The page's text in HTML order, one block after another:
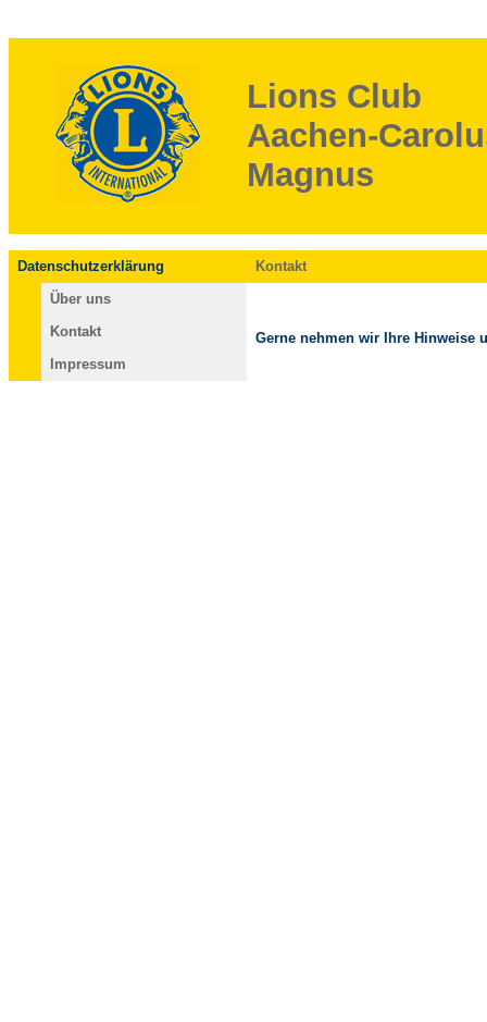
Lions Club
Aachen-
Magnus
Datenschutzerklärung
Über uns
Kontakt
Impressum
Kontakt
Gerne nehmen wir Ihre Hinweise